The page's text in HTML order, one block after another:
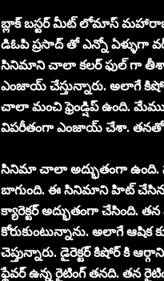
బ్లాక్ బస్టర్ మీట్ లోమాస్
డిఓపి ప్రసాద్ తో ఎన్నో ఏళ్ళుగా
సినిమాని చాలా కలర్ ఫుల్ గా
ఎంజాయ్ చేస్తున్నారు. అలాగే
చాలా మంచి ఫ్రెండ్షిప్ ఉంది.
విపరీతంగా ఎంజాయ్ చేశా. తనతో
సినిమా చాలా అద్భుతంగా ఉంది.
బాగుంది. ఈ సినిమాని హిట్ చేసిన
క్యారెక్టర్ అద్భుతంగా చేసింది.
కోరుకుంటున్నాను. అలాగే
చెప్తున్నారు. డైరెక్టర్ కిషోర్ కి
ఫ్లేవర్ ఉన్న రైటింగ్ తనది. తన